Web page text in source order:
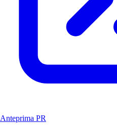
Anteprima PR